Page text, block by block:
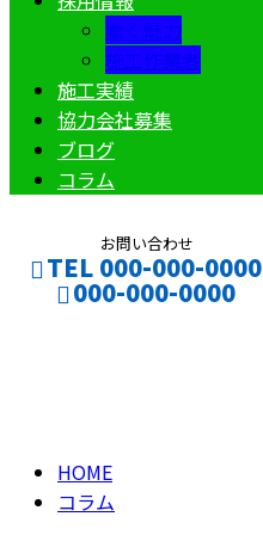
施工実績
協力会社募集
ブログ
コラム
お問い合わせ
TEL 000-000-0000
000-000-0000
HOME
コラム